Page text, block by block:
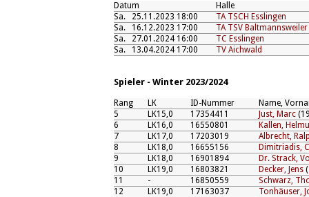
Datum
Halle
Sa.
25.11.2023 18:00
TA TSCH Esslingen
Sa.
16.12.2023 17:00
TA TSV Baltmannsweiler
Sa.
27.01.2024 16:00
TC Esslingen
Sa.
13.04.2024 17:00 TV Aichwald
Spieler - Winter 2023/2024
Rang LK ID-Nummer
Name,
5
LK15,0 17354411 Just, Marc
6
LK16,0 16550801
Kallen,
7
LK17,0 17203019
Albrecht,
8
LK18,0 16655156
Dimitriadis,
9
LK18,0 16901894
Dr. Strack,
10
LK19,0 16803821 Decker, Jens
11
- 16850559
Schwarz,
12
LK19,0 17163037
Tonhäuser,